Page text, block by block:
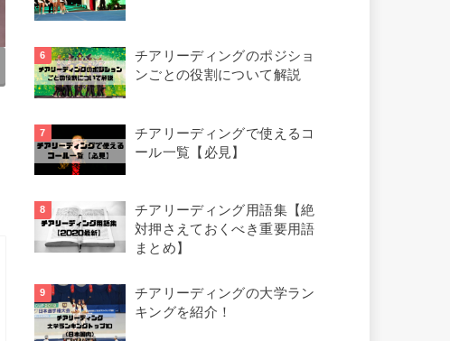
チアリーディングのポジショ
ンごとの役割について解説
チアリーディングで使えるコ
ール一覧【必見】
チアリーディング用語集【絶
対押さえておくべき重要用語
まとめ】
チアリーディングの大学ラン
キングを紹介！